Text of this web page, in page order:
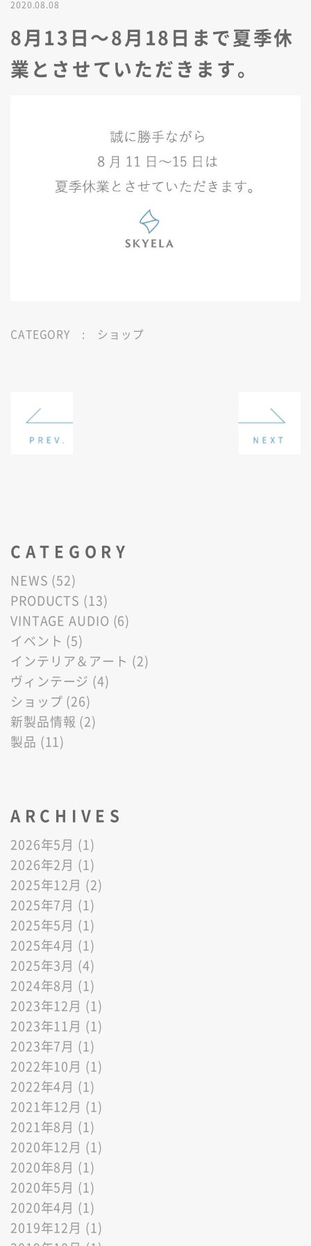
2020.08.08
8月13日〜8月18日まで夏季休
業とさせていただきます。
CATEGORY : ショップ
CATEGORY
NEWS (52)
PRODUCTS (13)
VINTAGE AUDIO (6)
イベント (5)
インテリア＆アート (2)
ヴィンテージ (4)
ショップ (26)
新製品情報 (2)
製品 (11)
ARCHIVES
2026年5月 (1)
2026年2月 (1)
2025年12月 (2)
2025年7月 (1)
2025年5月 (1)
2025年4月 (1)
2025年3月 (4)
2024年8月 (1)
2023年12月 (1)
2023年11月 (1)
2023年7月 (1)
2022年10月 (1)
2022年4月 (1)
2021年12月 (1)
2021年8月 (1)
2020年12月 (1)
2020年8月 (1)
2020年5月 (1)
2020年4月 (1)
2019年12月 (1)